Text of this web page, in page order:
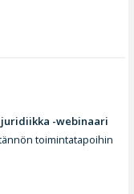
juridiikka -webinaari
toimintatapoihin